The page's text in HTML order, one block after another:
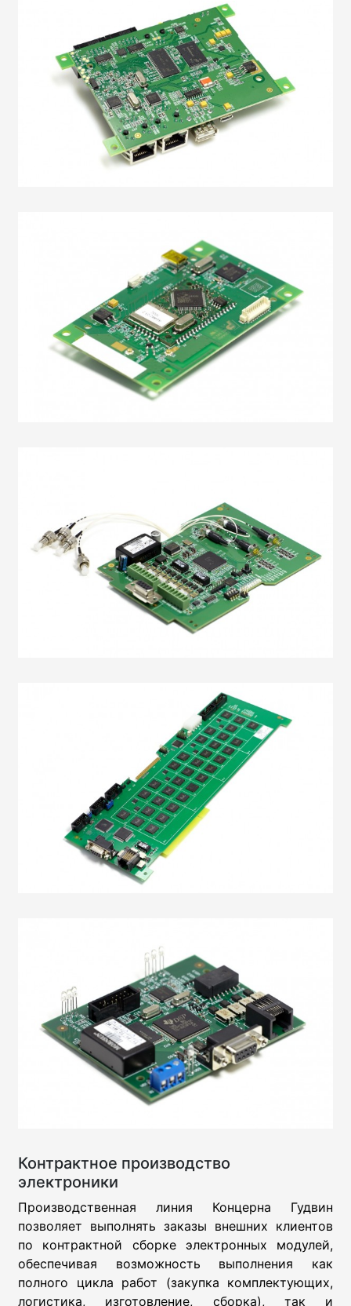
Контрактное производство
электроники
Производственная линия Концерна Гудвин
позволяет выполнять заказы внешних клиентов
по контрактной сборке электронных модулей,
обеспечивая возможность выполнения как
полного цикла работ (закупка комплектующих,
логистика, изготовление, сборка), так и